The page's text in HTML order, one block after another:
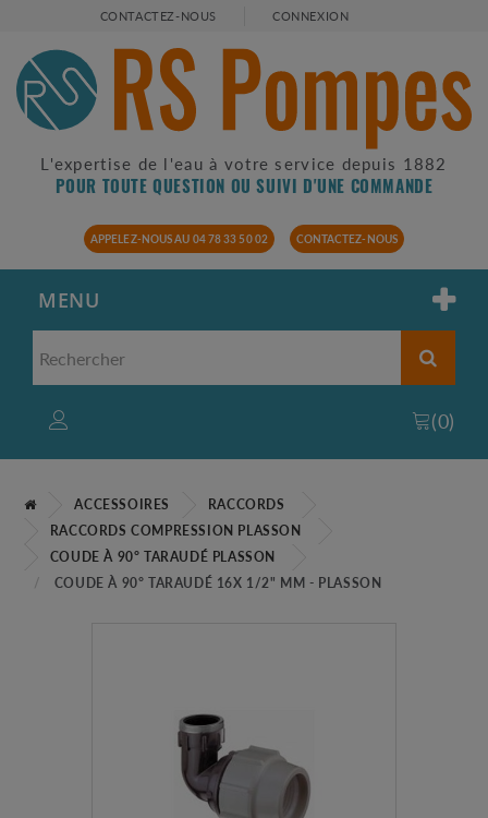
CONTACTEZ-NOUS CONNEXION
L'expertise de l'eau à votre service depuis 1882
POUR TOUTE QUESTION OU SUIVI D'UNE COMMANDE
APPELEZ-NOUS AU 04 78 33 50 02 CONTACTEZ-NOUS
MENU
(0)
ACCESSOIRES
RACCORDS
RACCORDS COMPRESSION PLASSON
COUDE À 90° TARAUDÉ PLASSON
COUDE À 90° TARAUDÉ 16X 1/2" MM - PLASSON